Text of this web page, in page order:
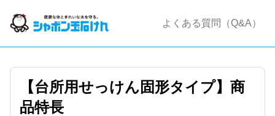
よくある質問（Q&A）
【台所用せっけん固形タイプ】商
品特長